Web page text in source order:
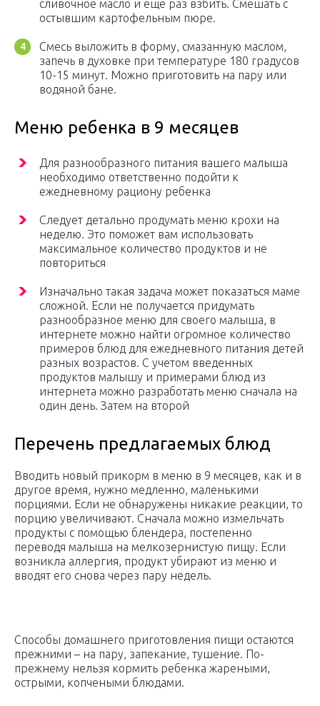
сливочное масло и еще раз взбить. Смешать с
остывшим картофельным пюре.
Смесь выложить в форму, смазанную маслом,
запечь в духовке при температуре 180 градусов
10-15 минут. Можно приготовить на пару или
водяной бане.
Меню ребенка в 9 месяцев
Для разнообразного питания вашего малыша
необходимо ответственно подойти к
ежедневному рациону ребенка
Следует детально продумать меню крохи на
неделю. Это поможет вам использовать
максимальное количество продуктов и не
повториться
Изначально такая задача может показаться маме
сложной. Если не получается придумать
разнообразное меню для своего малыша, в
интернете можно найти огромное количество
примеров блюд для ежедневного питания детей
разных возрастов. С учетом введенных
продуктов малышу и примерами блюд из
интернета можно разработать меню сначала на
один день. Затем на второй
Перечень предлагаемых блюд
Вводить новый прикорм в меню в 9 месяцев, как и в
другое время, нужно медленно, маленькими
порциями. Если не обнаружены никакие реакции, то
порцию увеличивают. Сначала можно измельчать
продукты с помощью блендера, постепенно
переводя малыша на мелкозернистую пищу. Если
возникла аллергия, продукт убирают из меню и
вводят его снова через пару недель.
Способы домашнего приготовления пищи остаются
прежними – на пару, запекание, тушение. По-
прежнему нельзя кормить ребенка жареными,
острыми, копчеными блюдами.